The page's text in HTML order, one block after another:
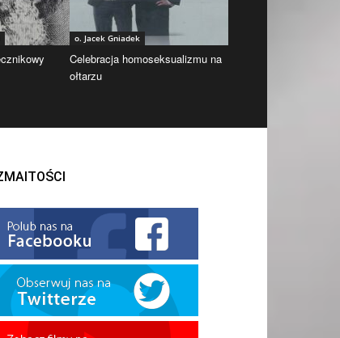
o. Jacek Gniadek
Celebracja homoseksualizmu na
ołtarzu